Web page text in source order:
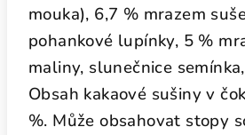
mouka), 6,7 % mrazem
pohankové lupínky, 5 %
maliny, slunečnice semínka,
Obsah kakaové sušiny v
%. Může obsahovat stopy